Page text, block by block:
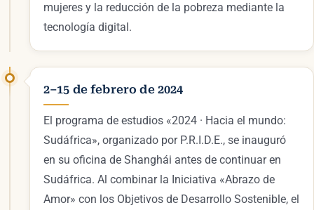
mujeres y la reducción de la pobreza mediante la
tecnología digital.
2–15 de febrero de 2024
El programa de estudios «2024 · Hacia el mundo:
Sudáfrica», organizado por P.R.I.D.E., se inauguró
en su oficina de Shanghái antes de continuar en
Sudáfrica. Al combinar la Iniciativa «Abrazo de
Amor» con los Objetivos de Desarrollo Sostenible, el